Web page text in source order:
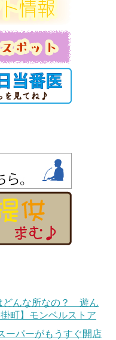
どんな所なの？ 遊ん
町】モンベルストア
ーパーがもうすぐ開店